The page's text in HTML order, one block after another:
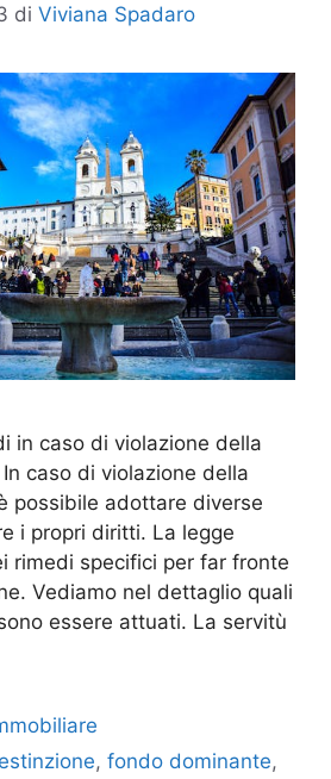
di Viviana Spadaro
in caso di violazione della
caso di violazione della
possibile adottare diverse
i propri diritti. La legge
rimedi specifici per far fronte
Vediamo nel dettaglio quali
essere attuati. La servitù
estinzione,fondo dominante,